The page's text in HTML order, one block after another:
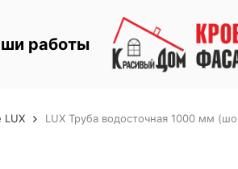
работы
LUX LUX Труба водосточная 1000 мм